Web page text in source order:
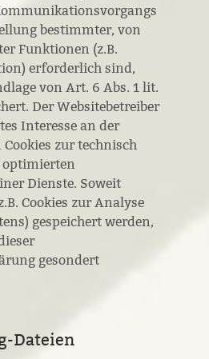
bestimmter, von
Funktionen (z.B.
erforderlich sind,
von Art. 6 Abs. 1 lit.
Der Websitebetreiber
Interesse an der
zur technisch
Dienste. Soweit
Cookies zur Analyse
gespeichert werden,
gesondert
Dateien